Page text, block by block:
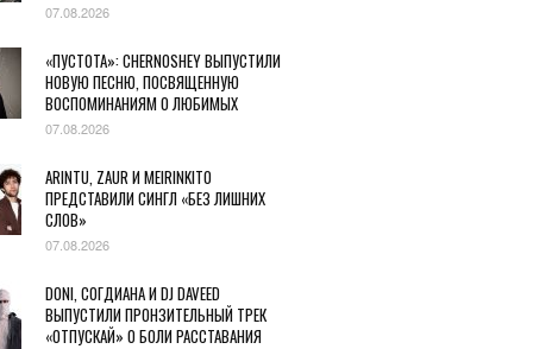
07.08.2026
«ПУСТОТА»: CHERNOSHEY ВЫПУСТИЛИ
НОВУЮ ПЕСНЮ, ПОСВЯЩЕННУЮ
ВОСПОМИНАНИЯМ О ЛЮБИМЫХ
07.08.2026
ARINTU, ZAUR И MEIRINKITO
ПРЕДСТАВИЛИ СИНГЛ «БЕЗ ЛИШНИХ
СЛОВ»
07.08.2026
DONI, СОГДИАНА И DJ DAVEED
ВЫПУСТИЛИ ПРОНЗИТЕЛЬНЫЙ ТРЕК
«ОТПУСКАЙ» О БОЛИ РАССТАВАНИЯ